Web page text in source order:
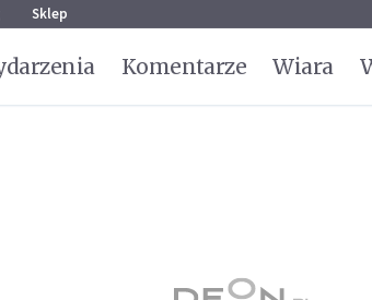
Sklep
Komentarze Wiara